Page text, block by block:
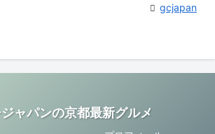
gcjapan
ャパンの京都最新グルメ